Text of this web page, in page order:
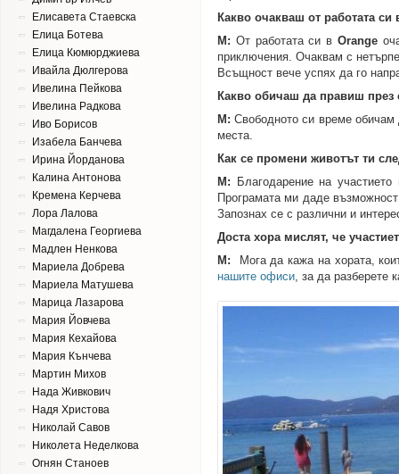
Елисавета Стаевска
Елица Ботева
Елица Кюмюрджиева
Ивайла Дюлгерова
Ивелина Пейкова
Ивелина Радкова
Иво Борисов
Изабела Банчева
Ирина Йорданова
Калина Антонова
Кремена Керчева
Лора Лалова
Магдалена Георгиева
Мадлен Ненкова
Мариела Добрева
Мариела Матушева
Марица Лазарова
Мария Йовчева
Мария Кехайова
Мария Кънчева
Мартин Михов
Нада Живкович
Надя Христова
Николай Савов
Николета Неделкова
Огнян Станоев
Какво очакваш от работата си
М: От работата си в Orange
приключения. Очаквам с
Всъщност вече успях да го
Какво обичаш да правиш през
М: Свободното си време
места.
Как се промени животът ти
М: Благодарение на
Програмата ми даде
Запознах се с различни и
Доста хора мислят, че
М: Мога да кажа на хората,
нашите офиси, за да разберете